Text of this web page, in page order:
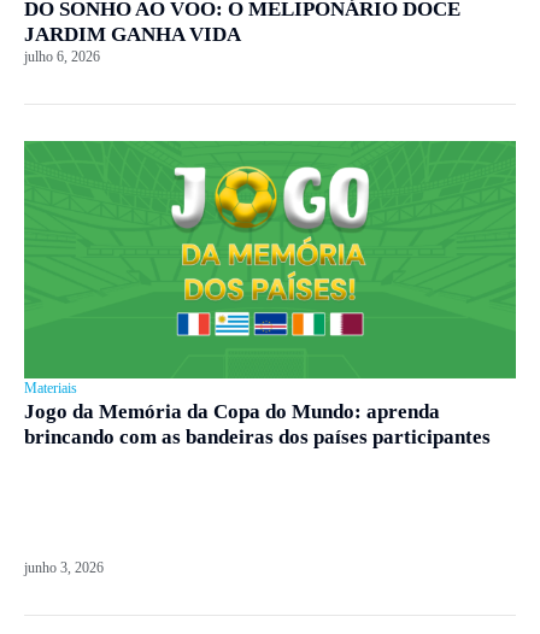
DO SONHO AO VOO: O MELIPONÁRIO DOCE
JARDIM GANHA VIDA
julho 6, 2026
Materiais
Jogo da Memória da Copa do Mundo: aprenda
brincando com as bandeiras dos países participantes
junho 3, 2026